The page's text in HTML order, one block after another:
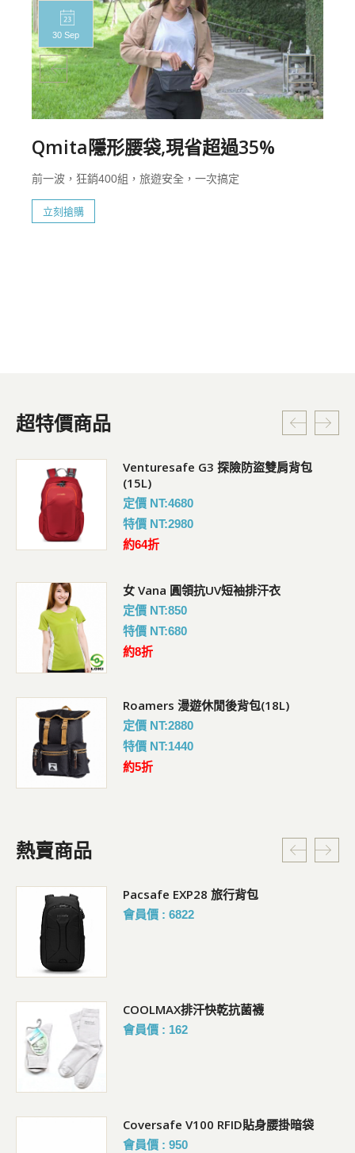
30 Sep
Qmita隱形腰袋,現省超過35%
前一波，狂銷400組，旅遊安全，一次搞定
立刻搶購
超特價商品
Venturesafe G3 探險防盜雙肩背包
(15L)
定價 NT:4680
特價 NT:2980
約64折
女 Vana 圓領抗UV短袖排汗衣
定價 NT:850
特價 NT:680
約8折
Roamers 漫遊休閒後背包(18L)
定價 NT:2880
特價 NT:1440
約5折
熱賣商品
Pacsafe EXP28 旅行背包
會員價 : 6822
COOLMAX排汗快乾抗菌襪
會員價 : 162
Coversafe V100 RFID貼身腰掛暗袋
會員價 : 950